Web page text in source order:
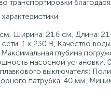
транспортировки
Ширина: 21.6 см, Длина:
1 х 230 В, Качество
Максимальная глубина
насосной установки:
выключателя:
патрубка: 40 мм,